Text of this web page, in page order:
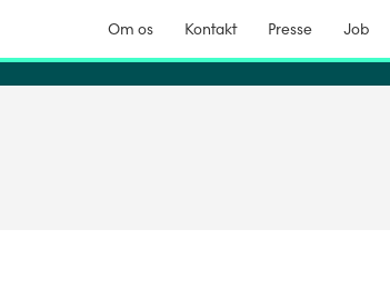
Om os Kontakt Presse Job